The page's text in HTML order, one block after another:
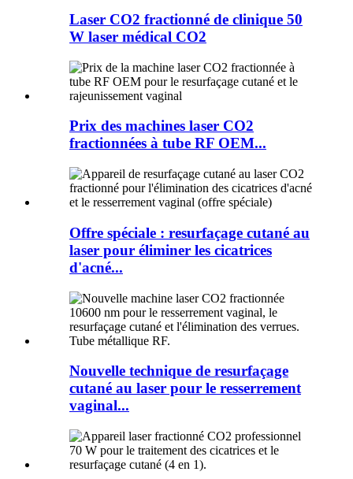
Laser CO2 fractionné de clinique 50
W laser médical CO2
Prix ​​des machines laser CO2
fractionnées à tube RF OEM...
Offre spéciale : resurfaçage cutané au
laser pour éliminer les cicatrices
d'acné...
Nouvelle technique de resurfaçage
cutané au laser pour le resserrement
vaginal...